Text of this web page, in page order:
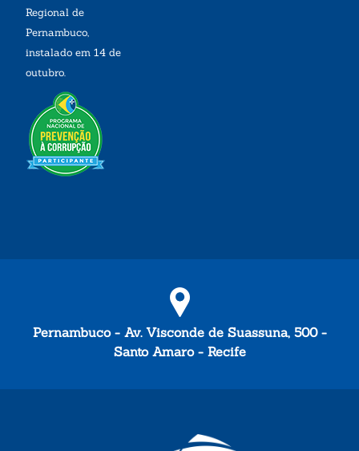
Regional de
Pernambuco,
instalado em 14 de
outubro.
Pernambuco - Av. Visconde de Suassuna, 500 -
Santo Amaro - Recife